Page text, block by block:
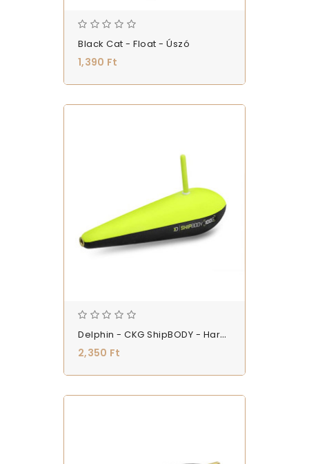
Black Cat - Float - Úszó
1,390 Ft
Delphin - CKG ShipBODY - Harcsázó Úszó - (101002870)
2,350 Ft